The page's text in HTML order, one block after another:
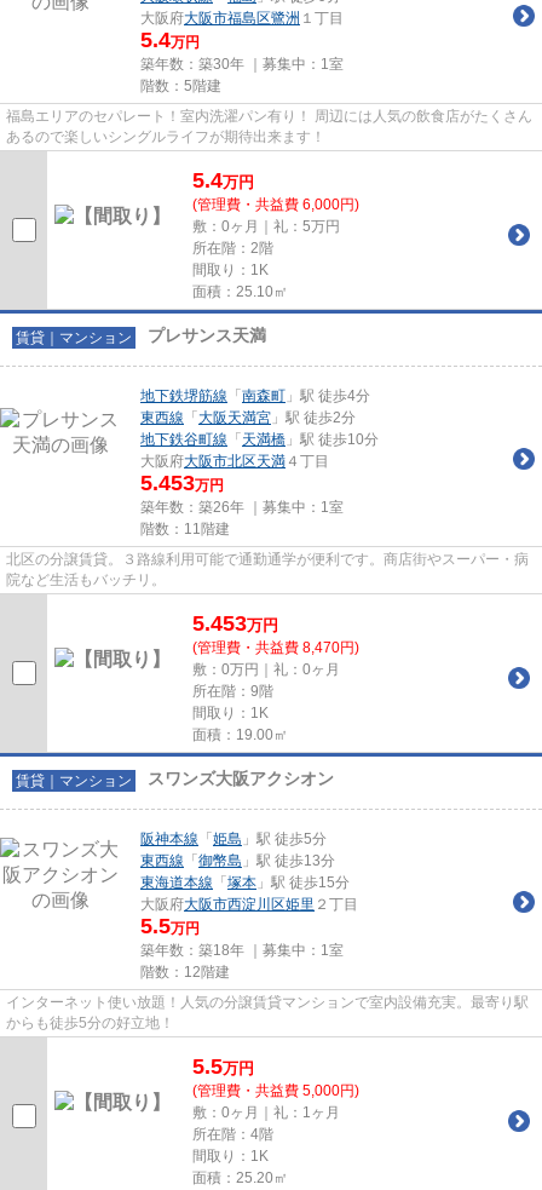
大阪府大阪市福島区鷺洲 １丁目
5.4万円
築年数：築30年 ｜募集中： 1室
階数：5階建
福島エリアのセパレート！室内洗濯パン有り！ 周辺には人気の飲食店がたくさん
あるので楽しいシングルライフが期待出来ます！
5.4万円
(管理費・共益費 6,000円)
敷：0ヶ月｜礼：5万円
所在階：2階
間取り：1K
面積：25.10㎡
賃貸｜マンション プレサンス天満
地下鉄堺筋線 「 南森町 」駅 徒歩4分
東西線 「 大阪天満宮 」駅 徒歩2分
地下鉄谷町線 「 天満橋 」駅 徒歩10分
大阪府大阪市北区天満 ４丁目
5.453万円
築年数：築26年 ｜募集中： 1室
階数：11階建
北区の分譲賃貸。３路線利用可能で通勤通学が便利です。商店街やスーパー・病
院など生活もバッチリ。
5.453万円
(管理費・共益費 8,470円)
敷：0万円｜礼：0ヶ月
所在階：9階
間取り：1K
面積：19.00㎡
賃貸｜マンション スワンズ大阪アクシオン
阪神本線 「 姫島 」駅 徒歩5分
東西線 「 御幣島 」駅 徒歩13分
東海道本線 「 塚本 」駅 徒歩15分
大阪府大阪市西淀川区姫里 ２丁目
5.5万円
築年数：築18年 ｜募集中： 1室
階数：12階建
インターネット使い放題！人気の分譲賃貸マンションで室内設備充実。最寄り駅
からも徒歩5分の好立地！
5.5万円
(管理費・共益費 5,000円)
敷：0ヶ月｜礼：1ヶ月
所在階：4階
間取り：1K
面積：25.20㎡